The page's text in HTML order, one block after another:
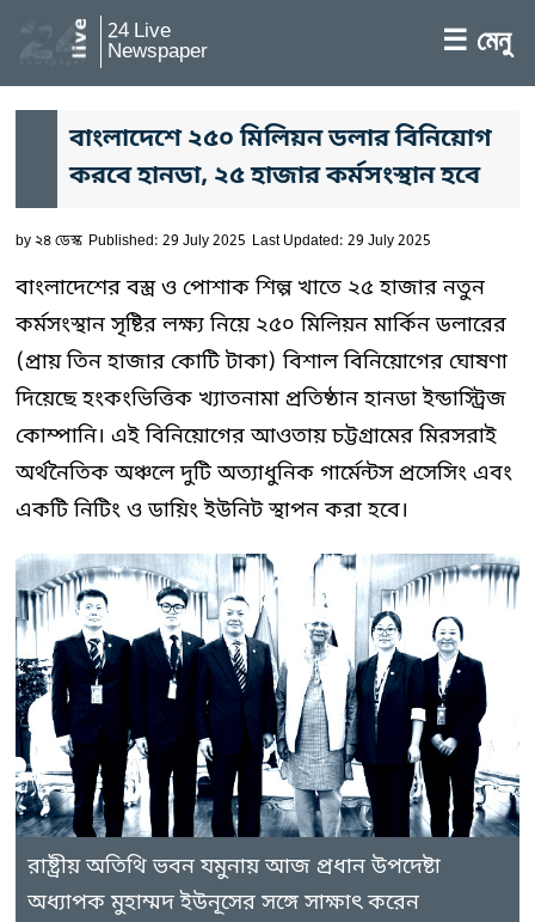
24 Live
Newspaper ☰ মেনু
বাংলাদেশে ২৫০ মিলিয়ন ডলার বিনিয়োগ
করবে হানডা, ২৫ হাজার কর্মসংস্থান হবে
by২৪ ডেস্ক Published: 29 July 2025 Last Updated: 29 July 2025
বাংলাদেশের বস্ত্র ও পোশাক শিল্প খাতে ২৫ হাজার নতুন
কর্মসংস্থান সৃষ্টির লক্ষ্য নিয়ে ২৫০ মিলিয়ন মার্কিন ডলারের
(প্রায় তিন হাজার কোটি টাকা) বিশাল বিনিয়োগের ঘোষণা
দিয়েছে হংকংভিত্তিক খ্যাতনামা প্রতিষ্ঠান হানডা ইন্ডাস্ট্রিজ
কোম্পানি। এই বিনিয়োগের আওতায় চট্টগ্রামের মিরসরাই
অর্থনৈতিক অঞ্চলে দুটি অত্যাধুনিক গার্মেন্টস প্রসেসিং এবং
একটি নিটিং ও ডায়িং ইউনিট স্থাপন করা হবে।
রাষ্ট্রীয় অতিথি ভবন যমুনায় আজ প্রধান উপদেষ্টা
অধ্যাপক মুহাম্মদ ইউনূসের সঙ্গে সাক্ষাৎ করেন